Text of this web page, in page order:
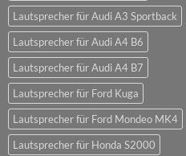
Lautsprecher für Audi A3 Sportback
Lautsprecher für Audi A4 B6
Lautsprecher für Audi A4 B7
Lautsprecher für Ford Kuga
Lautsprecher für Ford Mondeo MK4
Lautsprecher für Honda S2000